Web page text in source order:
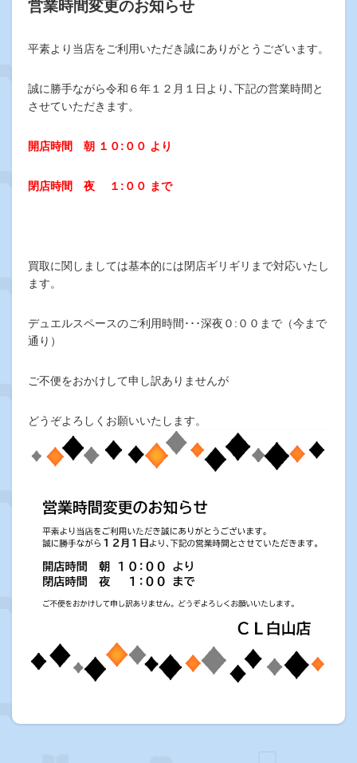
営業時間変更のお知らせ
平素より当店をご利用いただき誠にありがとうございます。
誠に勝手ながら令和６年１２月１日より､下記の営業時間と
させていただきます。
開店時間 朝 １０: ００ より
閉店時間 夜 １ : ００ まで
買取に関しましては基本的には閉店ギリギリまで対応いたし
ます。
デュエルスペースのご利用時間･･･深夜０:００まで（今まで
通り）
ご不便をおかけして申し訳ありませんが
どうぞよろしくお願いいたします。